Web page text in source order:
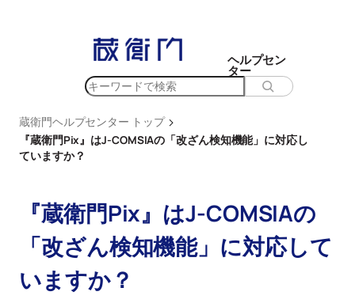
ッ
プ
ヘルプセン
ター
検
蔵衛門ヘルプセンター トップ >
『蔵衛門Pix』はJ-COMSIAの「改ざん検知機能」に対応し
ていますか？
『蔵衛門Pix』はJ-COMSIAの
「改ざん検知機能」に対応して
いますか？